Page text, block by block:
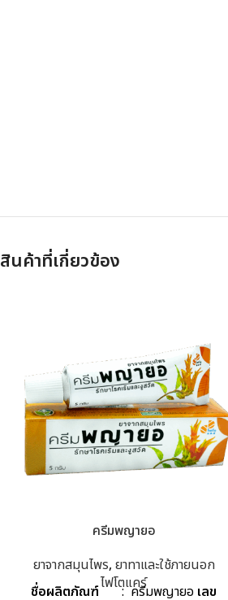
สินค้าที่เกี่ยวข้อง
ครีมพญายอ
ยาจากสมุนไพร, ยาทาและใช้ภายนอก
ไฟโตแคร์
ชื่อผลิตภัณฑ์: ครีมพญายอ เลข